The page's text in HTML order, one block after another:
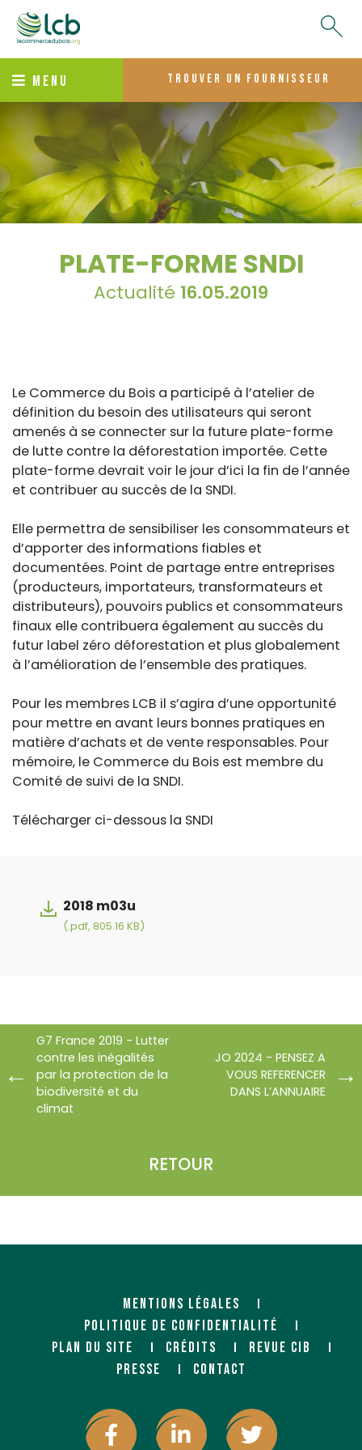
MENU trouver un fournisseur
PLATE-FORME SNDI
Actualité 16.05.2019
Le Commerce du Bois a participé à l’atelier de
définition du besoin des utilisateurs qui seront
amenés à se connecter sur la future plate-forme
de lutte contre la déforestation importée. Cette
plate-forme devrait voir le jour d’ici la fin de l’année
et contribuer au succès de la SNDI.
Elle permettra de sensibiliser les consommateurs et
d’apporter des informations fiables et
documentées. Point de partage entre entreprises
(producteurs, importateurs, transformateurs et
distributeurs), pouvoirs publics et consommateurs
finaux elle contribuera également au succès du
futur label zéro déforestation et plus globalement
à l’amélioration de l’ensemble des pratiques.
Pour les membres LCB il s’agira d’une opportunité
pour mettre en avant leurs bonnes pratiques en
matière d’achats et de vente responsables. Pour
mémoire, le Commerce du Bois est membre du
Comité de suivi de la SNDI.
Télécharger ci-dessous la SNDI
2018 m03u
(.pdf, 805.16 KB)
G7 France 2019 - Lutter
contre les inégalités
par la protection de la
biodiversité et du
climat
RETOUR
JO 2024 - PENSEZ A
VOUS REFERENCER
DANS L’ANNUAIRE
MENTIONS LÉGALES
POLITIQUE DE CONFIDENTIALITÉ
PLAN DU SITE
CRÉDITS
REVUE CIB
PRESSE
CONTACT